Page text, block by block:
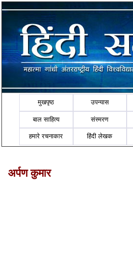
मुखपृष्ठ उपन्यास
बाल साहित्य संस्मरण
हमारे रचनाकार हिंदी लेखक
अर्पण कुमार